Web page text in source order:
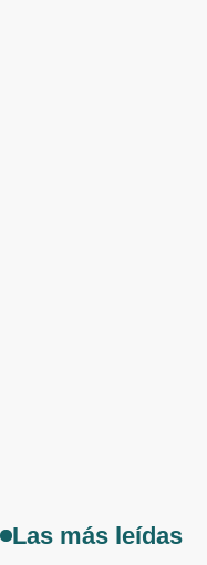
Las más leídas